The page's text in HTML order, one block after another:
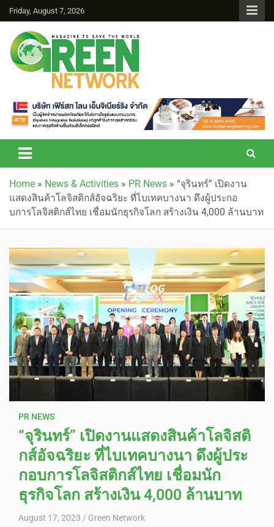
Friday, August 7, 2026
Green Network
Home » News & Activities » PR News » “จุรินทร์” เปิดงาน
แสดงสินค้าโลจิสติกส์อัจฉริยะ ที่ไบเทคบางนา ดึงผู้ประกอ
บการโลจิสติกส์ไทย เชื่อมนักธุรกิจโลก สร้างเงิน 4,000 ล้านบาท
PR NEWS
“จุรินทร์” เปิดงานแสดงสินค้าโลจิสติ
กส์อัจฉริยะ ที่ไบเทคบางนา ดึงผู้ประ
กอบการโลจิสติกส์ไทย เชื่อมนัก
ธุรกิจโลก สร้างเงิน 4,000 ล้านบาท
August 17, 2023 Green Network